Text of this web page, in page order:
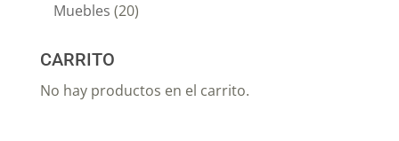
Muebles (20)
CARRITO
No hay productos en el carrito.